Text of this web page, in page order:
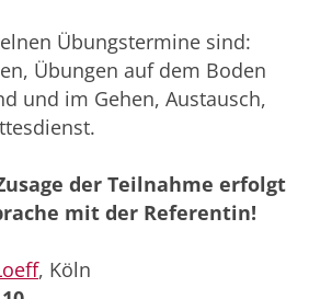
Übungstermine sind:
Übungen auf dem Boden
und im Gehen, Austausch,
der Teilnahme erfolgt
mit der Referentin!
, Köln